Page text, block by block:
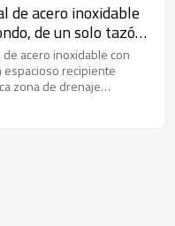
de acero inoxidable
de un solo tazón,
acero inoxidable con
recipiente
zona de drenaje
**fregadero de cocina